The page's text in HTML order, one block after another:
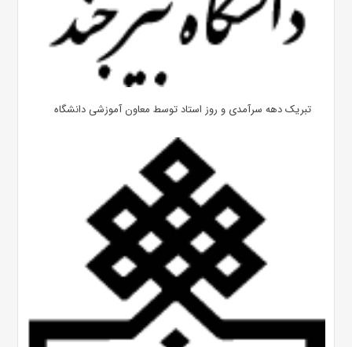
تبریک دهه سرآمدی و روز استاد توسط معاون آموزشی دانشگاه